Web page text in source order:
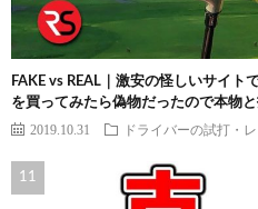
FAKE vs REAL｜激安の怪しいサイ
を買ってみたら偽物だったので本物
2019.10.31 ドライバーの試打・